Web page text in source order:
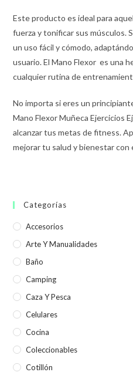
Este producto es ideal para
fuerza y tonificar sus músculos.
un uso fácil y cómodo,
usuario. El Mano Flexor es una
cualquier rutina de
No importa si eres un
Mano Flexor Muñeca Ejercicios
alcanzar tus metas de fitness.
mejorar tu salud y bienestar
Categorías
Accesorios
Arte Y Manualidades
Baño
Camping
Caza Y Pesca
Celulares
Cocina
Coleccionables
Cotillón